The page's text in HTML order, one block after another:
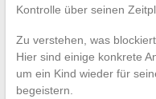
Kontrolle über seinen
Zu verstehen, was
Hier sind einige konkrete
um ein Kind wieder für
begeistern.